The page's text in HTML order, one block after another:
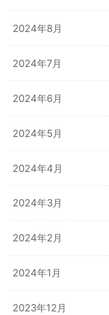
2024年8月
2024年7月
2024年6月
2024年5月
2024年4月
2024年3月
2024年2月
2024年1月
2023年12月